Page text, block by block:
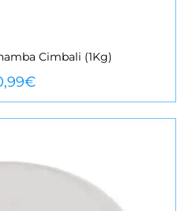
MÉS
Cimbali (1Kg)
€